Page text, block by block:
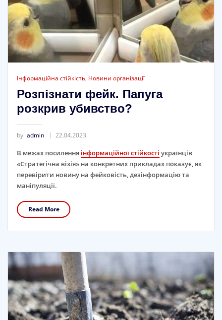
Інформаційна стійкість, Новини організації
Розпізнати фейк. Папуга
розкрив убивство?
by admin 22.04.2023
В межах посилення інформаційної стійкості українців
«Стратегічна візія» на конкретних прикладах показує, як
перевірити новину на фейковість, дезінформацію та
маніпуляції.
Read More